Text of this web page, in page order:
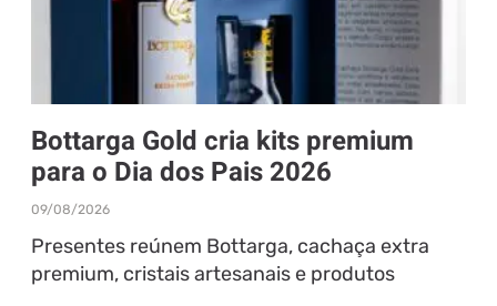
Bottarga Gold cria kits premium
para o Dia dos Pais 2026
09/08/2026
Presentes reúnem Bottarga, cachaça extra
premium, cristais artesanais e produtos